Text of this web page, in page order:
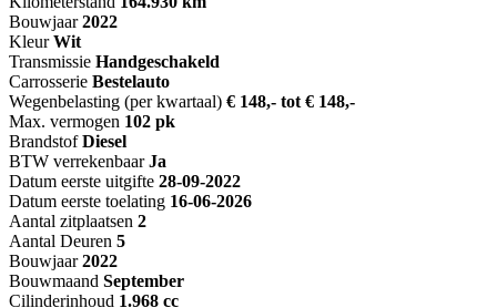
Bouwjaar 2022
Kleur Wit
Transmissie Handgeschakeld
Carrosserie Bestelauto
Wegenbelasting (per kwartaal) € 148,- tot € 148,-
Max. vermogen 102 pk
Brandstof Diesel
BTW verrekenbaar Ja
Datum eerste uitgifte 28-09-2022
Datum eerste toelating 16-06-2026
Aantal zitplaatsen 2
Aantal Deuren 5
Bouwjaar 2022
Bouwmaand September
Cilinderinhoud 1.968 cc